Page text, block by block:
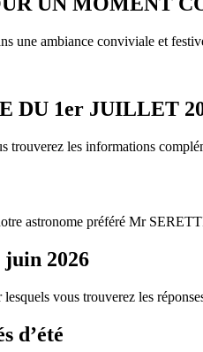
une ambiance conviviale et
DU 1er JUILLET
trouverez les informations
astronome préféré Mr
juin 2026
vous trouverez les
d’été